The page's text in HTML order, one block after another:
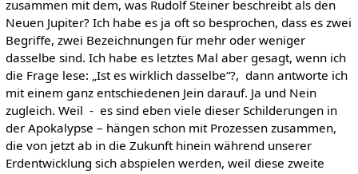
zusammen mit dem, was Rudolf Steiner beschreibt als den
Neuen Jupiter? Ich habe es ja oft so besprochen, dass es zwei
Begriffe, zwei Bezeichnungen für mehr oder weniger
dasselbe sind. Ich habe es letztes Mal aber gesagt, wenn ich
die Frage lese: „Ist es wirklich dasselbe“?, dann antworte ich
mit einem ganz entschiedenen Jein darauf. Ja und Nein
zugleich. Weil - es sind eben viele dieser Schilderungen in
der Apokalypse – hängen schon mit Prozessen zusammen,
die von jetzt ab in die Zukunft hinein während unserer
Erdentwicklung sich abspielen werden, weil diese zweite